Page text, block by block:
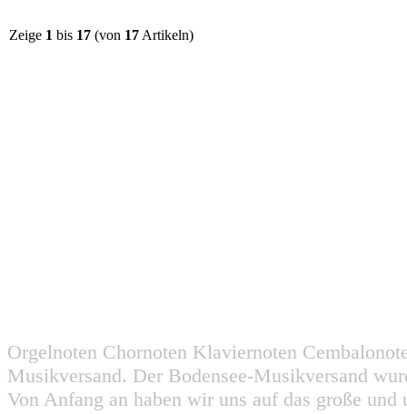
Zeige 1 bis 17 (von 17Artikeln)
Orgelnoten Chornoten Klaviernoten
Musikversand. Der Bodensee-Musikversand
Von Anfang an haben wir uns auf das große